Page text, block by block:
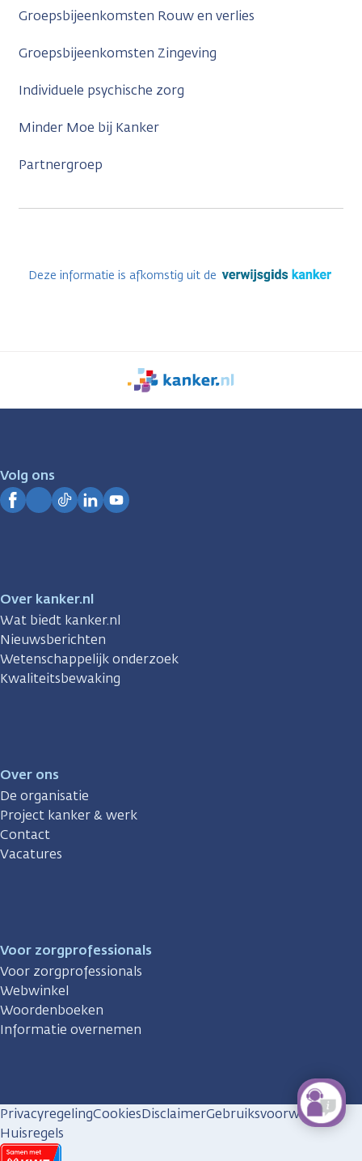
Groepsbijeenkomsten Rouw en verlies
Groepsbijeenkomsten Zingeving
Individuele psychische zorg
Minder Moe bij Kanker
Partnergroep
Deze informatie is afkomstig uit de
We
zijn
Volg ons
Over kanker.nl
Wat biedt kanker.nl
Nieuwsberichten
Wetenschappelijk onderzoek
Kwaliteitsbewaking
Over ons
De organisatie
Project kanker & werk
Contact
Vacatures
Voor zorgprofessionals
Voor zorgprofessionals
Webwinkel
Woordenboeken
Informatie overnemen
PrivacyregelingCookiesDisclaimerGebruiksvoorwaarden
Huisregels